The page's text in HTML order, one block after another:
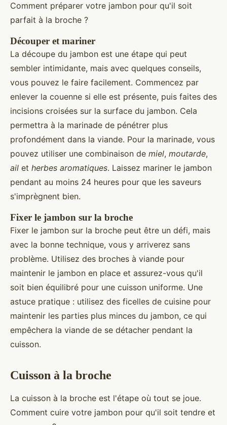
Comment préparer votre jambon pour qu'il soit
parfait à la broche ?
Découper et mariner
La découpe du jambon est une étape qui peut
sembler intimidante, mais avec quelques conseils,
vous pouvez le faire facilement. Commencez par
enlever la couenne si elle est présente, puis faites des
incisions croisées sur la surface du jambon. Cela
permettra à la marinade de pénétrer plus
profondément dans la viande. Pour la marinade, vous
pouvez utiliser une combinaison de miel, moutarde,
ail et herbes aromatiques. Laissez mariner le jambon
pendant au moins 24 heures pour que les saveurs
s'imprègnent bien.
Fixer le jambon sur la broche
Fixer le jambon sur la broche peut être un défi, mais
avec la bonne technique, vous y arriverez sans
problème. Utilisez des broches à viande pour
maintenir le jambon en place et assurez-vous qu'il
soit bien équilibré pour une cuisson uniforme. Une
astuce pratique : utilisez des ficelles de cuisine pour
maintenir les parties plus minces du jambon, ce qui
empêchera la viande de se détacher pendant la
cuisson.
Cuisson à la broche
La cuisson à la broche est l'étape où tout se joue.
Comment cuire votre jambon pour qu'il soit tendre et